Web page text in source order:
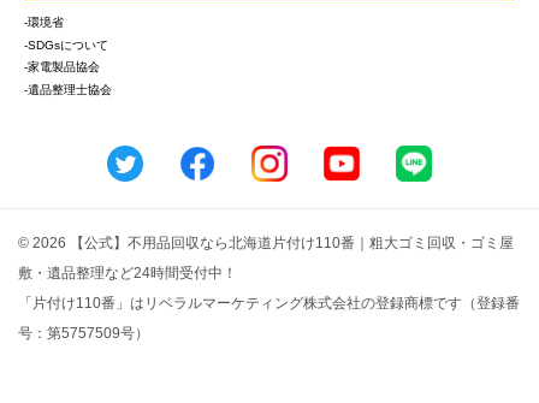
-環境省
-SDGsについて
-家電製品協会
-遺品整理士協会
© 2026 【公式】不用品回収なら北海道片付け110番｜粗大ゴミ回収・ゴミ屋
敷・遺品整理など24時間受付中！
「片付け110番」はリベラルマーケティング株式会社の登録商標です（登録番
号：第5757509号）